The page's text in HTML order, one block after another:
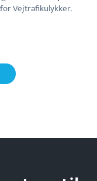
Vejtrafikulykker.